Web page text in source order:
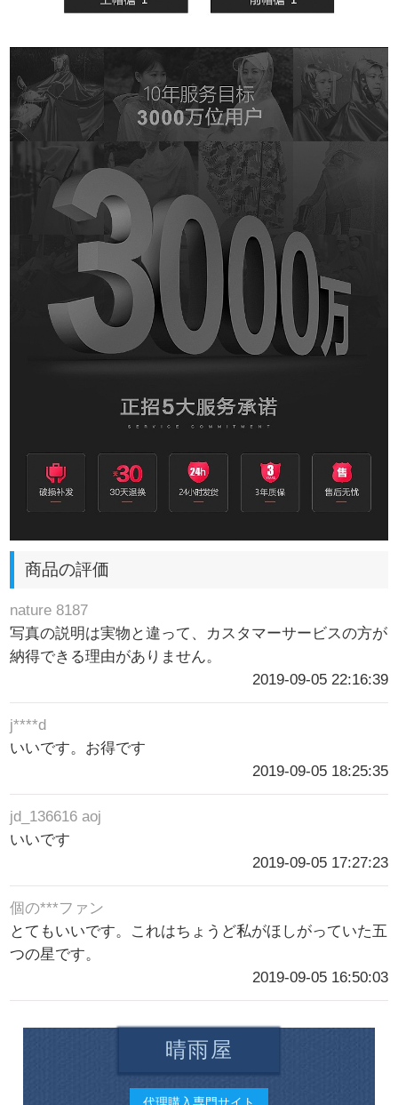
商品の評価
nature 8187
写真の説明は実物と違って、カスタマーサービスの方が
納得できる理由がありません。
2019-09-05 22:16:39
j****d
いいです。お得です
2019-09-05 18:25:35
jd_136616 aoj
いいです
2019-09-05 17:27:23
個の***ファン
とてもいいです。これはちょうど私がほしがっていた五
つの星です。
2019-09-05 16:50:03
晴雨屋